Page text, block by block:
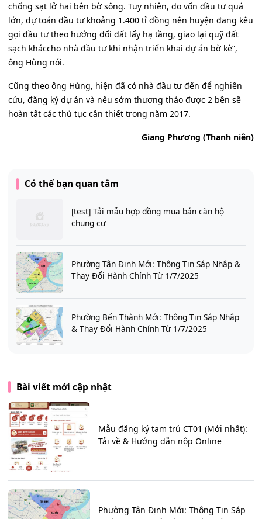
chống sạt lở hai bên bờ sông. Tuy nhiên, do vốn đầu tư quá
lớn, dự toán đầu tư khoảng 1.400 tỉ đồng nên huyện đang kêu
gọi đầu tư theo hướng đổi đất lấy hạ tầng, giao lại quỹ đất
sạch kháccho nhà đầu tư khi nhận triển khai dự án bờ kè”,
ông Hùng nói.
Cũng theo ông Hùng, hiện đã có nhà đầu tư đến để nghiên
cứu, đăng ký dự án và nếu sớm thương thảo được 2 bên sẽ
hoàn tất các thủ tục cần thiết trong năm 2017.
Giang Phương (Thanh niên)
Có thể bạn quan tâm
[test] Tải mẫu hợp đồng mua bán căn hộ
chung cư
Phường Tân Định Mới: Thông Tin Sáp Nhập &
Thay Đổi Hành Chính Từ 1/7/2025
Phường Bến Thành Mới: Thông Tin Sáp Nhập
& Thay Đổi Hành Chính Từ 1/7/2025
Bài viết mới cập nhật
Mẫu đăng ký tạm trú CT01 (Mới nhất):
Tải về & Hướng dẫn nộp Online
Phường Tân Định Mới: Thông Tin Sáp